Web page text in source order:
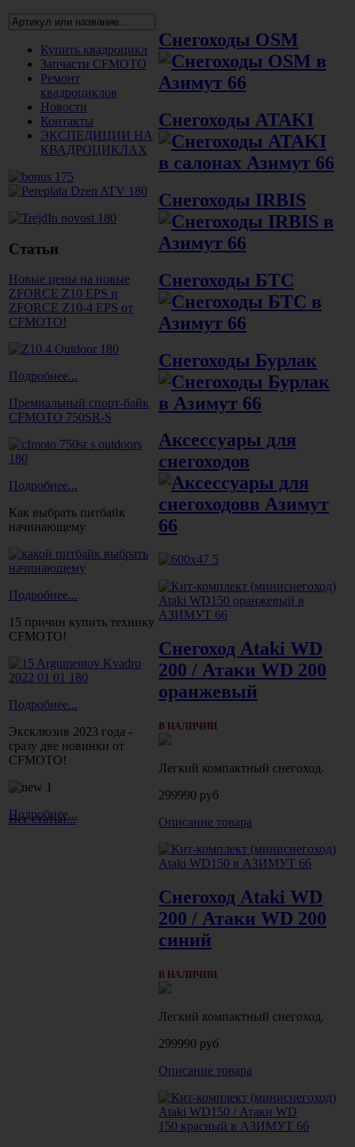
Купить квадроцикл
Запчасти CFMOTO
Ремонт
квадроциклов
Новости
Контакты
ЭКСПЕДИЦИИ НА
КВАДРОЦИКЛАХ
Статьи
Новые цены на новые
ZFORCE Z10 EPS и
ZFORCE Z10-4 EPS от
CFMOTO!
Подробнее...
Премиальный спорт-байк
CFMOTO 750SR-S
Подробнее...
Как выбрать питбайк
начинающему
Подробнее...
15 причин купить технику
CFMOTO!
Подробнее...
Эксклюзив 2023 года -
сразу две новинки от
CFMOTO!
Подробнее...
Все статьи...
Снегоходы OSM
Снегоходы ATAKI
Снегоходы IRBIS
Снегоходы БТС
Снегоходы Бурлак
Аксессуары для
снегоходов
Снегоход Ataki WD
200 / Атаки WD 200
оранжевый
В НАЛИЧИИ
Легкий компактный снегоход.
299990 руб
Описание товара
Снегоход Ataki WD
200 / Атаки WD 200
синий
В НАЛИЧИИ
Легкий компактный снегоход.
299990 руб
Описание товара